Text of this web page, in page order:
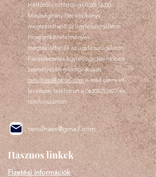
Hétfőtől-csütörtökig09.00-16.00
Minőségirányítási kézikönyv
megtekinthető az ügyfélszolgálaton
Programkövetelmények
megtekinthetők az ügyfélszolgálaton
Panaszkezelés ügyfélfogadási időben
személyesen elektronikusan
tanulhass@gmail.come-mail címre írt
levélben, telefonon a 06305253827-es
telefonszámon
tanulhass@gmail.com
Hasznos linkek
Fizetési információk